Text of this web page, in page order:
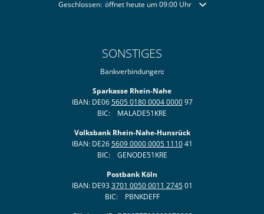
Klicken, um weitere Öffnungs- oder Schließzeiten
Geschlossen: öffnet heute um 09:00 Uhr
SONSTIGES
Bankverbindungen:
Sparkasse Rhein-Nahe
IBAN: DE065605 0180 0004 000097
BIC: MALADE51KRE
Volksbank Rhein-Nahe-Hunsrück
IBAN: DE265609 0000 0005 111041
BIC: GENODE51KRE
Postbank Köln
IBAN: DE933701 0050 0011 274501
BIC: PBNKDEFF